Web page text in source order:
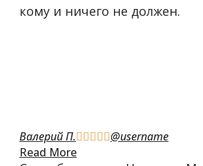
кому и ничего не должен.
Валерий П.    @username
Read More